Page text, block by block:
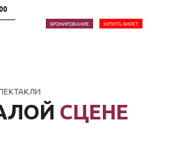
БРОНИРОВАНИЕ КУПИТЬ БИЛЕТ
СЦЕНЕ